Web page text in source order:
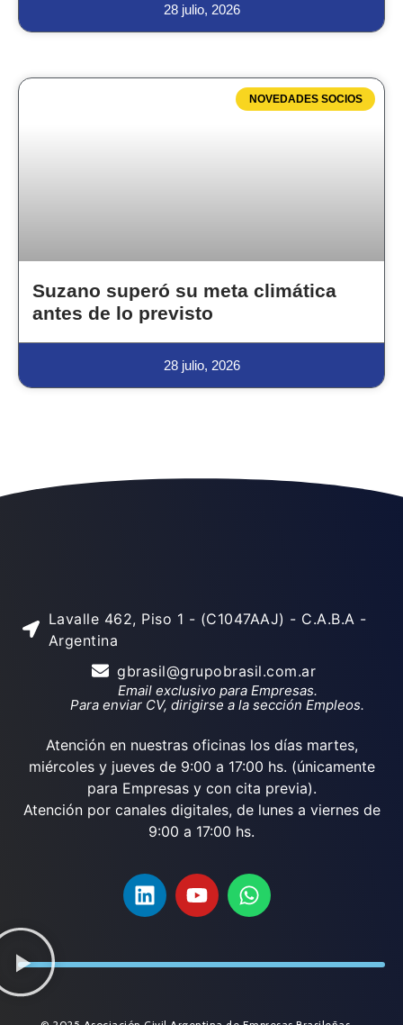
28 julio, 2026
NOVEDADES SOCIOS
Suzano superó su meta climática
antes de lo previsto
28 julio, 2026
Lavalle 462, Piso 1 - (C1047AAJ) - C.A.B.A -
Argentina
gbrasil@grupobrasil.com.ar
Email exclusivo para Empresas.
Para enviar CV, dirigirse a la sección Empleos.
Atención en nuestras oficinas los días martes,
miércoles y jueves de 9:00 a 17:00 hs. (únicamente
para Empresas y con cita previa).
Atención por canales digitales, de lunes a viernes de
9:00 a 17:00 hs.